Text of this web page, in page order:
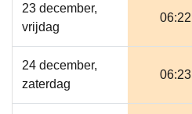
23 december,
vrijdag
06:22
24 december,
zaterdag
06:23